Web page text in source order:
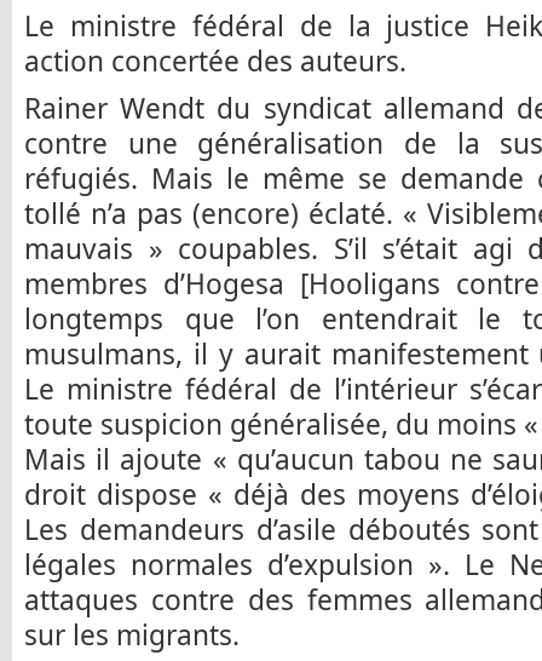
Le ministre fédéral de la justice
action concertée des auteurs.
Rainer Wendt du syndicat allemand
contre une généralisation de la
réfugiés. Mais le même se demande
tollé n’a pas (encore) éclaté. «
mauvais » coupables. S’il s’était agi
membres d’Hogesa [Hooligans
longtemps que l’on entendrait le
musulmans, il y aurait manifestement
Le ministre fédéral de l’intérieur
toute suspicion généralisée, du moins «
Mais il ajoute « qu’aucun tabou ne
droit dispose « déjà des moyens
Les demandeurs d’asile déboutés
légales normales d’expulsion ». Le
attaques contre des femmes
sur les migrants.